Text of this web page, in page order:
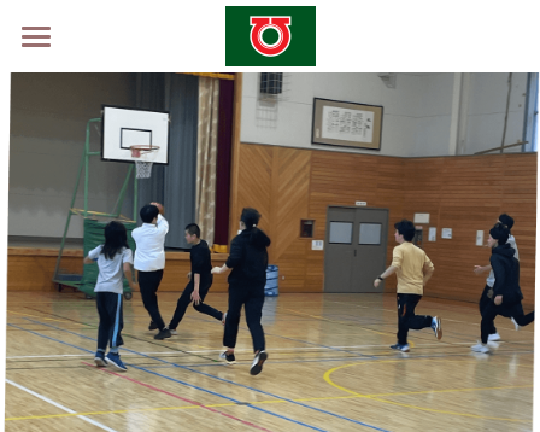
ホーム
学校概要
山村留学制度
山村留学体験会2026 -秋-
採用情報
お問い合わせ